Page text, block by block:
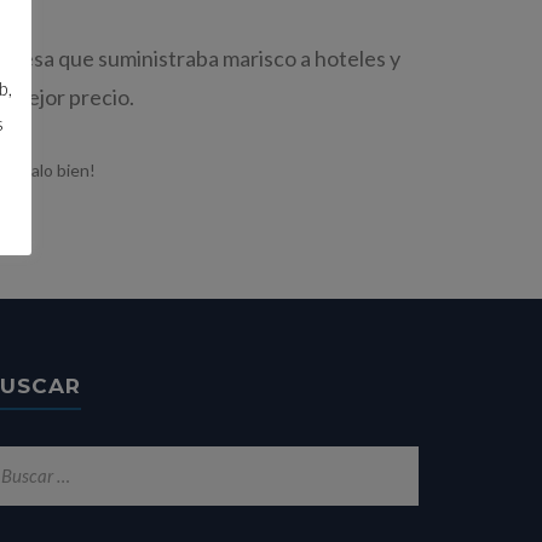
que suministraba marisco a hoteles y
mejor precio.
bien!